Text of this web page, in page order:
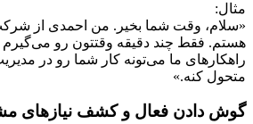
مثال:
«سلام، وقت شما بخیر. من احمدی از
هستم. فقط چند دقیقه وقتتون رو
راهکارهای ما می‌تونه کار شما رو در
متحول کنه.»
گوش دادن فعال و کشف نیازهای